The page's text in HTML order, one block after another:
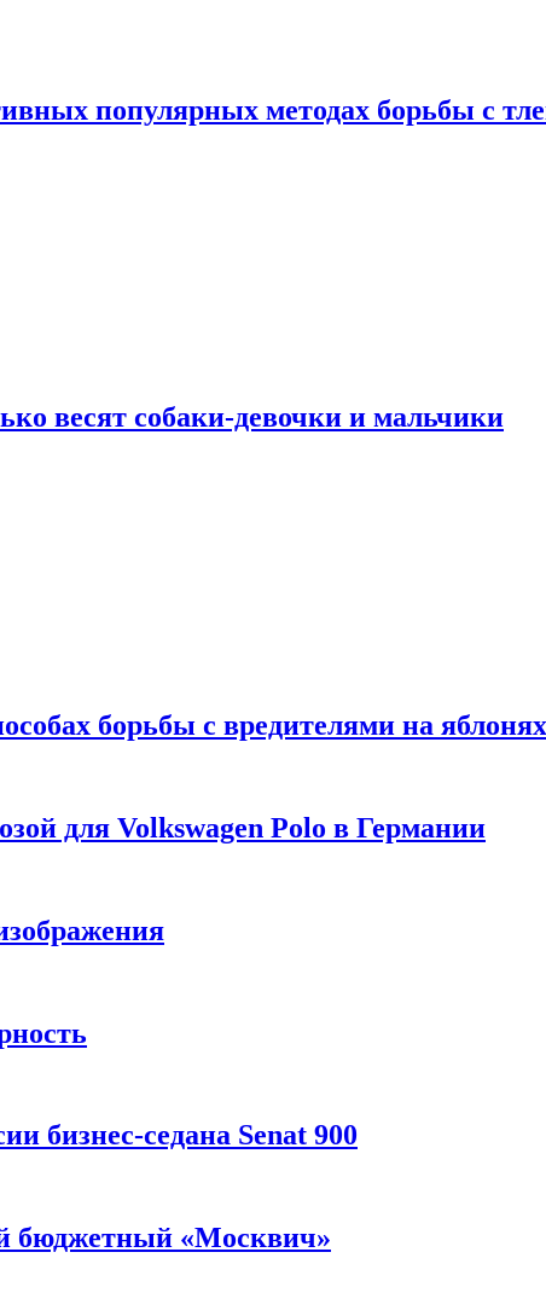
популярных методах борьбы с
весят собаки-девочки и мальчики
борьбы с вредителями на яблонях
для Volkswagen Polo в Германии
бизнес-седана Senat 900
бюджетный «Москвич»